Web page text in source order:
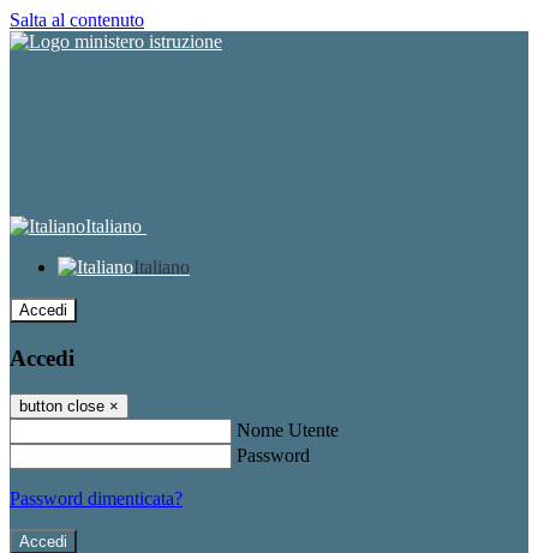
Salta al contenuto
Italiano
Italiano
Accedi
Accedi
button close ×
Nome Utente
Password
Password dimenticata?